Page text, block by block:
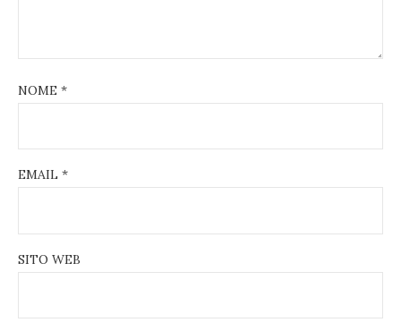
NOME *
EMAIL *
SITO WEB